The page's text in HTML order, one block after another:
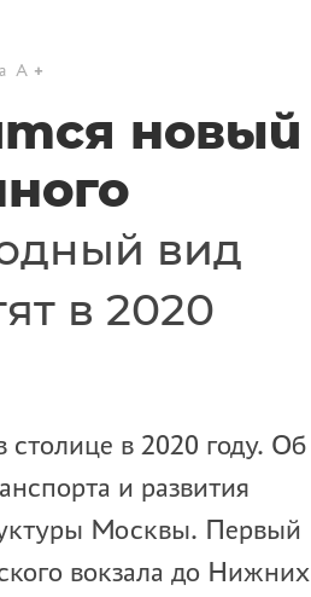
a A
новый
вид
в 2020
столице в 2020 году. Об
и развития
Москвы. Первый
вокзала до Нижних